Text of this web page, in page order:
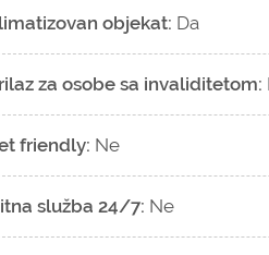
objekat: Da
za osobe sa invaliditetom:
friendly: Ne
služba 24/7: Ne